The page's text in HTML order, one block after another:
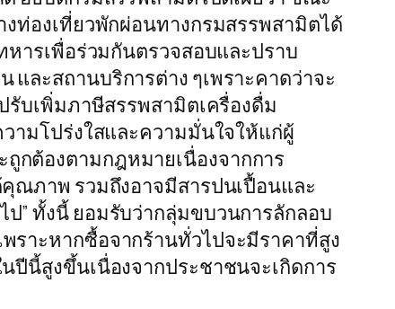
ท่องเที่ยวพักผ่อนทางกรมสรรพสามิตได้
ารเพื่อร่วมกันตรวจสอบและปราบ
ละสถานบริการต่าง ๆเพราะคาดว่าจะ
รับเพิ่มภาษีสรรพสามิตเครื่องดื่ม
ามโปร่งใสและความมั่นใจให้แก่ผู้
ต้องตามกฎหมายเนื่องจากการ
ณภาพ รวมถึงอาจมีสารปนเปื้อนและ
” ทั้งนี้ ยอมรับว่ากลุ่มขบวนการลักลอบ
ราะหากซื้อจากร้านทั่วไปจะมีราคาที่สูง
ปีนี้สูงขึ้นเนื่องจากประชาชนจะเกิดการ